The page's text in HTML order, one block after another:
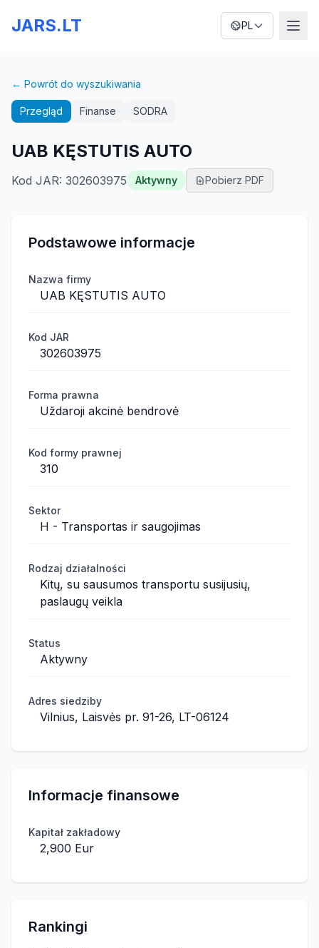
JARS.LT PL
← Powrót do wyszukiwania
Przegląd Finanse SODRA
UAB KĘSTUTIS AUTO
Kod JAR: 302603975 Aktywny Pobierz PDF
Podstawowe informacje
Nazwa firmy
UAB KĘSTUTIS AUTO
Kod JAR
302603975
Forma prawna
Uždaroji akcinė bendrovė
Kod formy prawnej
310
Sektor
H - Transportas ir saugojimas
Rodzaj działalności
Kitų, su sausumos transportu susijusių,
paslaugų veikla
Status
Aktywny
Adres siedziby
Vilnius, Laisvės pr. 91-26, LT-06124
Informacje finansowe
Kapitał zakładowy
2,900 Eur
Rankingi